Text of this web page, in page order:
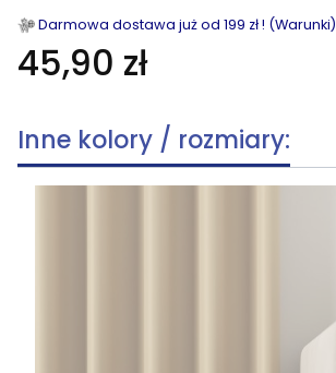
Darmowa dostawa już od 199 zł ! (Warunki)
45,90 zł
Inne kolory / rozmiary: